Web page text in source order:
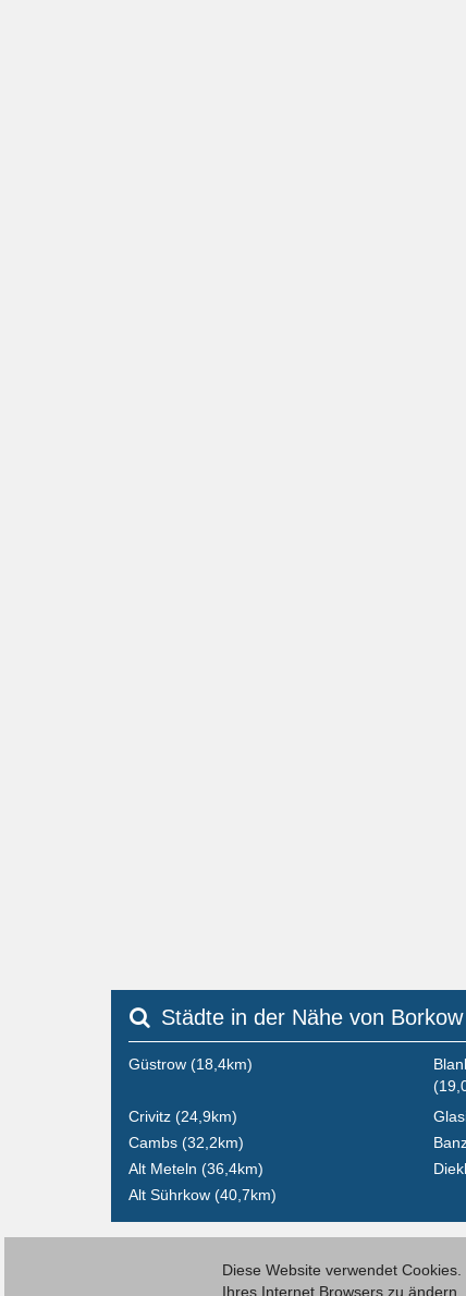
Städte in der Nähe von Borkow
Güstrow (18,4km)
Crivitz (24,9km)
Cambs (32,2km)
Alt Meteln (36,4km)
Alt Sührkow (40,7km)
Diese Website verwendet
Ihres Internet Browsers zu